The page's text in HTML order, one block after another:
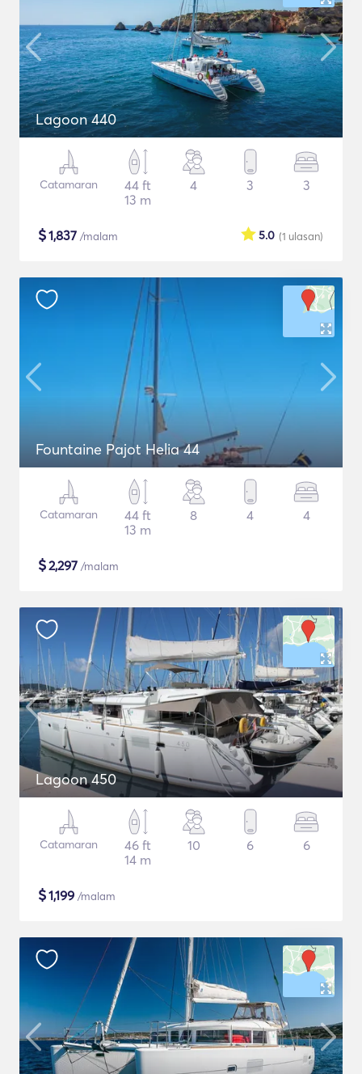
Lagoon 440
Catamaran
44 ft
13 m
4 3 3
$1,837 /malam (1 ulasan)
5.0
Fountaine Pajot Helia 44
Catamaran
44 ft
13 m
8 4 4
$2,297 /malam
Lagoon 450
Catamaran
46 ft
14 m
10 6 6
$1,199 /malam